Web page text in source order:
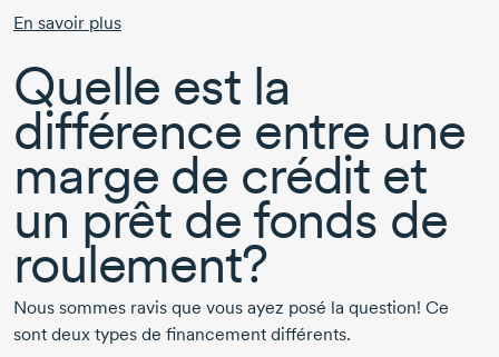
En savoir plus
Quelle est la
différence entre une
marge de crédit et
un prêt de fonds de
roulement?
Nous sommes ravis que vous ayez posé la question! Ce
sont deux types de financement différents.